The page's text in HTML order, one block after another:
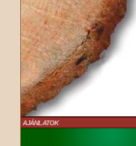
AJÁNLATOK